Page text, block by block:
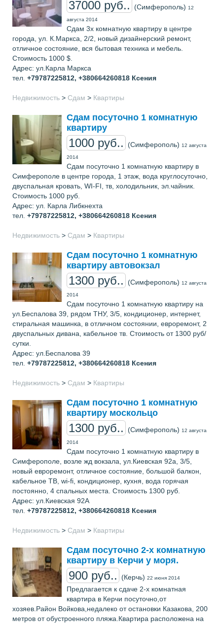
37000 руб.. (Симферополь) 12
августа 2014
Сдам 3х комнатную квартиру в центре
города, ул. К.Маркса, 2/2, новый дизайнерский ремонт,
отличное состояние, вся бытовая техника и мебель.
Стоимость 1000 $.
Адрес: ул.Карла Маркса
тел. +79787225812, +380664260818 Ксения
Недвижимость > Сдам > Квартиры
Сдам посуточно 1 комнатную
квартиру
1000 руб.. (Симферополь) 12 августа
2014
Сдам посуточно 1 комнатную квартиру в
Симферополе в центре города, 1 этаж, вода круглосуточно,
двуспальная кровать, WI-FI, тв, холодильник, эл.чайник.
Стоимость 1000 руб.
Адрес: ул. Карла Либкнехта
тел. +79787225812, +380664260818 Ксения
Недвижимость > Сдам > Квартиры
Сдам посуточно 1 комнатную
квартиру автовокзал
1300 руб.. (Симферополь) 12 августа
2014
Сдам посуточно 1 комнатную квартиру на
ул.Беспалова 39, рядом ТНУ, 3/5, кондиционер, интернет,
стиральная машинка, в отличном состоянии, евроремонт, 2
двуспальных дивана, кабельное тв. Стоимость от 1300 руб/
сутки.
Адрес: ул.Беспалова 39
тел. +79787225812, +380664260818 Ксения
Недвижимость > Сдам > Квартиры
Сдам посуточно 1 комнатную
квартиру москольцо
1300 руб.. (Симферополь) 12 августа
2014
Сдам посуточно 1 комнатную квартиру в
Симферополе, возле жд вокзала, ул.Киевская 92а, 3/5,
новый евроремонт, отличное состояние, большой балкон,
кабельное ТВ, wi-fi, кондиционер, кухня, вода горячая
постоянно, 4 спальных места. Стоимость 1300 руб.
Адрес: ул.Киевская 92А
тел. +79787225812, +380664260818 Ксения
Недвижимость > Сдам > Квартиры
Сдам посуточно 2-х комнатную
квартиру в Керчи у моря.
900 руб.. (Керчь) 22 июня 2014
Предлагается к сдаче 2-х комнатная
квартира в Керчи посуточно,от
хозяев.Район Войкова,недалеко от остановки Казакова, 200
метров от обустроенного пляжа.Квартира расположена на